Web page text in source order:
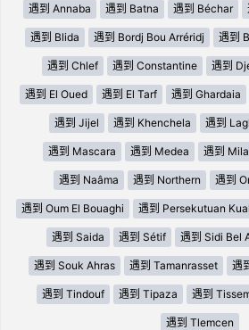
遇到 Annaba 遇到 Batna 遇到 Béchar
遇到 Blida 遇到 Bordj Bou Arréridj 遇到
遇到 Chlef 遇到 Constantine 遇到
遇到 El Oued 遇到 El Tarf 遇到 Ghardaia
遇到 Jijel 遇到 Khenchela 遇到
遇到 Mascara 遇到 Medea 遇到 Mila
遇到 Naâma 遇到 Northern 遇到
遇到 Oum El Bouaghi 遇到 Persekutuan
遇到 Saida 遇到 Sétif 遇到 Sidi Bel
遇到 Souk Ahras 遇到 Tamanrasset 遇
遇到 Tindouf 遇到 Tipaza 遇到
遇到 Tlemcen